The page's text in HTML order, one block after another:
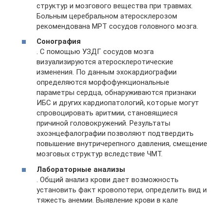
структур и мозгового вещества при травмах.
Больным церебральном атеросклерозом
рекомендована МРТ сосудов головного мозга.
Сонография
. С помощью УЗДГ сосудов мозга
визуализируются атеросклеротические
изменения. По данным эхокардиографии
определяются морфофункциональные
параметры сердца, обнаруживаются признаки
ИБС и других кардиопатологий, которые могут
спровоцировать аритмии, становящиеся
причиной головокружений. Результаты
эхоэнцефалографии позволяют подтвердить
повышение внутричерепного давления, смещение
мозговых структур вследствие ЧМТ.
Лабораторные анализы
. Общий анализ крови дает возможность
установить факт кровопотери, определить вид и
тяжесть анемии. Выявление крови в кале